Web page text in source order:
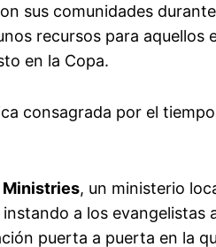
sus comunidades
recursos para aquellos
en la Copa.
consagrada por el
Ministries, un ministerio
a los evangelistas
puerta a puerta en la